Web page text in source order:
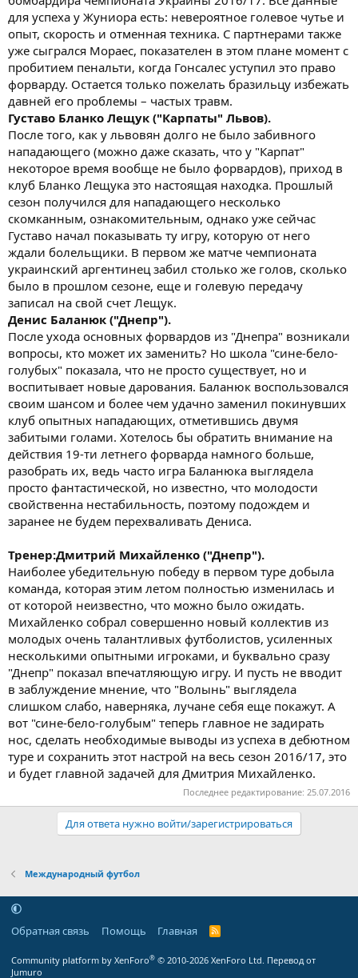
для успеха у Жуниора есть: невероятное голевое чутье и
опыт, скорость и отменная техника. С партнерами также
уже сыгрался Мораес, показателен в этом плане момент с
пробитием пенальти, когда Гонсалес уступил это право
форварду. Остается только пожелать бразильцу избежать
давней его проблемы – частых травм.
Густаво Бланко Лещук ("Карпаты" Львов).
После того, как у львовян долго не было забивного
нападающего (можно даже сказать, что у "Карпат"
некоторое время вообще не было форвардов), приход в
клуб Бланко Лещука это настоящая находка. Прошлый
сезон получился для нападающего несколько
скомканным, ознакомительным, однако уже сейчас
Густаво начал показывать ту игру, которую от него
ждали болельщики. В первом же матче чемпионата
украинский аргентинец забил столько же голов, сколько
было в прошлом сезоне, еще и голевую передачу
записал на свой счет Лещук.
Денис Баланюк ("Днепр").
После ухода основных форвардов из "Днепра" возникали
вопросы, кто может их заменить? Но школа "сине-бело-
голубых" показала, что не просто существует, но и
воспитывает новые дарования. Баланюк воспользовался
своим шансом и более чем удачно заменил покинувших
клуб опытных нападающих, отметившись двумя
забитыми голами. Хотелось бы обратить внимание на
действия 19-ти летнего форварда намного больше,
разобрать их, ведь часто игра Баланюка выглядела
просто фантастической, но известно, что молодости
свойственна нестабильность, поэтому подождем и
заранее не будем перехваливать Дениса.
Тренер:Дмитрий Михайленко ("Днепр").
Наиболее убедительную победу в первом туре добыла
команда, которая этим летом полностью изменилась и
от которой неизвестно, что можно было ожидать.
Михайленко собрал совершенно новый коллектив из
молодых очень талантливых футболистов, усиленных
несколькими опытными игроками, и буквально сразу
"Днепр" показал впечатляющую игру. И пусть не вводит
в заблуждение мнение, что "Волынь" выглядела
слишком слабо, наверняка, лучане себя еще покажут. А
вот "сине-бело-голубым" теперь главное не задирать
нос, сделать необходимые выводы из успеха в дебютном
туре и сохранить этот настрой на весь сезон 2016/17, это
и будет главной задачей для Дмитрия Михайленко.
Последнее редактирование: 25.07.2016
Для ответа нужно войти/зарегистрироваться
Международный футбол
Обратная связь Помощь Главная
R
Community platform by XenForo® © 2010-2026 XenForo Ltd. Перевод от
Jumuro